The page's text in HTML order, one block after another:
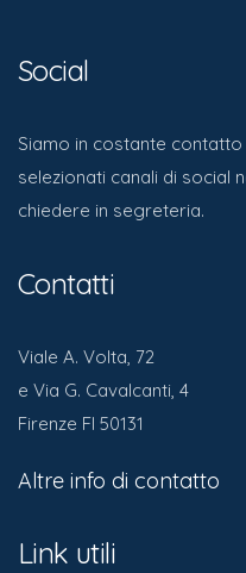
Social
Siamo in costante
selezionati canali di social
chiedere in segreteria.
Contatti
Viale A. Volta, 72
e Via G. Cavalcanti, 4
Firenze FI 50131
Altre info di contatto
Link utili